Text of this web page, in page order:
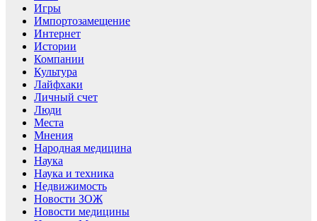
Игры
Импортозамещение
Интернет
Истории
Компании
Культура
Лайфхаки
Личный счет
Люди
Места
Мнения
Народная медицина
Наука
Наука и техника
Недвижимость
Новости ЗОЖ
Новости медицины